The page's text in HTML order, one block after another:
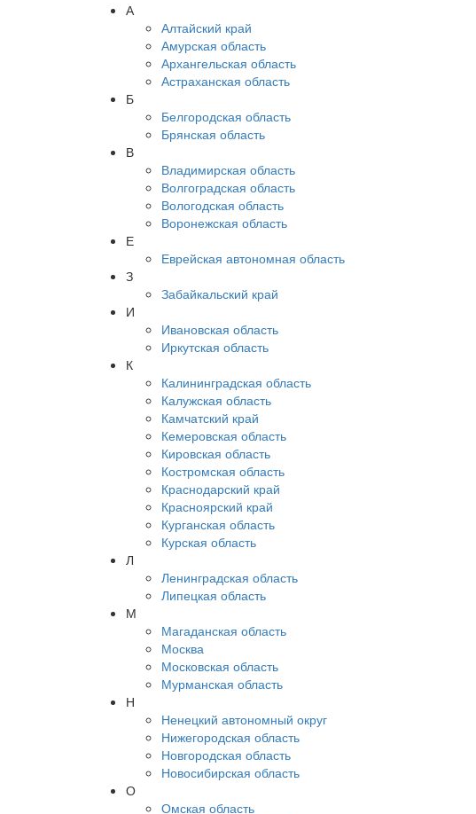
А
Алтайский край
Амурская область
Архангельская область
Астраханская область
Б
Белгородская область
Брянская область
В
Владимирская область
Волгоградская область
Вологодская область
Воронежская область
Е
Еврейская автономная область
З
Забайкальский край
И
Ивановская область
Иркутская область
К
Калининградская область
Калужская область
Камчатский край
Кемеровская область
Кировская область
Костромская область
Краснодарский край
Красноярский край
Курганская область
Курская область
Л
Ленинградская область
Липецкая область
М
Магаданская область
Москва
Московская область
Мурманская область
Н
Ненецкий автономный округ
Нижегородская область
Новгородская область
Новосибирская область
О
Омская область